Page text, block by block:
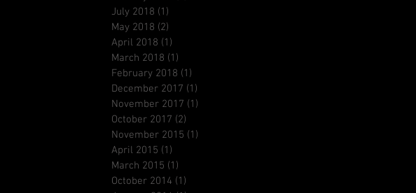
July 2018 (1)
May 2018 (2)
April 2018 (1)
March 2018 (1)
February 2018 (1)
December 2017 (1)
November 2017 (1)
October 2017 (2)
November 2015 (1)
April 2015 (1)
March 2015 (1)
October 2014 (1)